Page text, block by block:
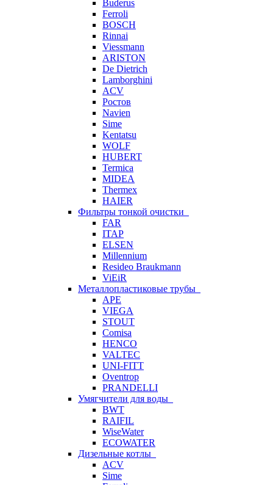
Buderus
Ferroli
BOSCH
Rinnai
Viessmann
ARISTON
De Dietrich
Lamborghini
ACV
Ростов
Navien
Sime
Kentatsu
WOLF
HUBERT
Termica
MIDEA
Thermex
HAIER
Фильтры тонкой очистки
FAR
ITAP
ELSEN
Millennium
Resideo Braukmann
ViEiR
Металлопластиковые трубы
APE
VIEGA
STOUT
Comisa
HENCO
VALTEC
UNI-FITT
Oventrop
PRANDELLI
Умягчители для воды
BWT
RAIFIL
WiseWater
ECOWATER
Дизельные котлы
ACV
Sime